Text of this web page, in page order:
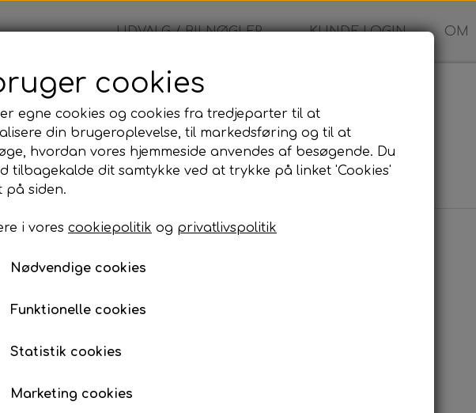
UDVALG / BILNØGLER KUNDE LOGIN OM
Honda
125,00 kr.
Honda
Lagerstatus:100 på lager
Antal
cookies
egne cookies og cookies fra tredjeparter til at
din brugeroplevelse, til markedsføring og til at
hvordan vores hjemmeside anvendes af besøgende. Du
tilbagekalde dit samtykke ved at trykke på linket 'Cookies'
på siden.
i vores cookiepolitik og privatlivspolitik
Nødvendige cookies
Funktionelle cookies
Statistik cookies
Marketing cookies